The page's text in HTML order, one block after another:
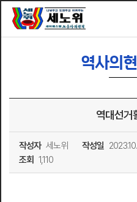
역사의
역대선
작성자 세노위 작성일
조회 1,110